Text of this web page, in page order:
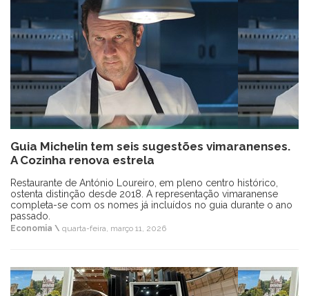
Guia Michelin tem seis sugestões vimaranenses.
A Cozinha renova estrela
Restaurante de António Loureiro, em pleno centro histórico,
ostenta distinção desde 2018. A representação vimaranense
completa-se com os nomes já incluídos no guia durante o ano
passado.
Economia \ quarta-feira, março 11, 2026